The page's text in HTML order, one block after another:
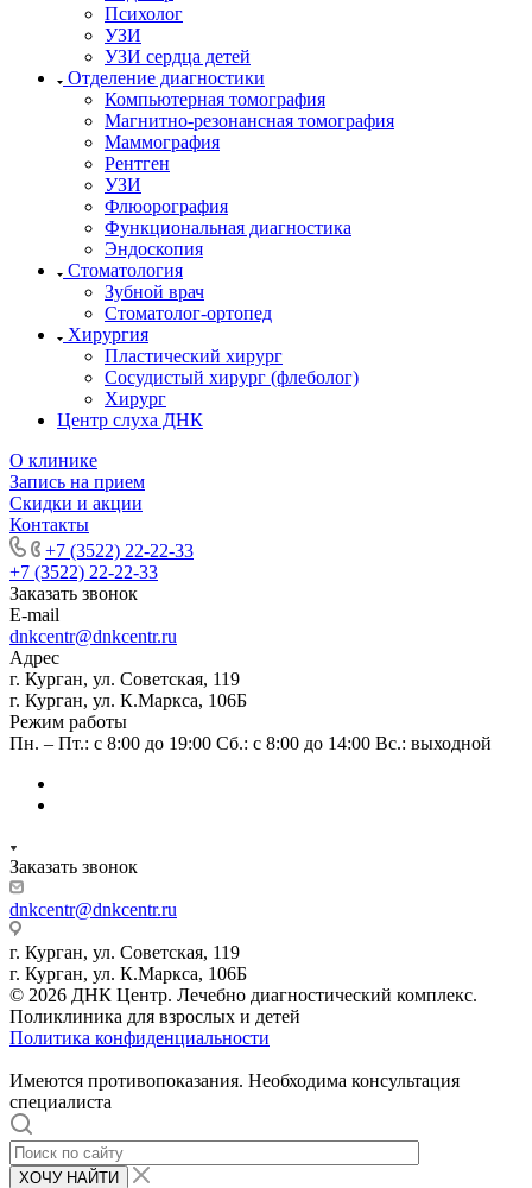
Психолог
УЗИ
УЗИ сердца детей
Отделение диагностики
Компьютерная томография
Магнитно-резонансная томография
Маммография
Рентген
УЗИ
Флюорография
Функциональная диагностика
Эндоскопия
Стоматология
Зубной врач
Стоматолог-ортопед
Хирургия
Пластический хирург
Сосудистый хирург (флеболог)
Хирург
Центр слуха ДНК
О клинике
Запись на прием
Скидки и акции
Контакты
+7 (3522) 22-22-33
+7 (3522) 22-22-33
Заказать звонок
E-mail
dnkcentr@dnkcentr.ru
Адрес
г. Курган, ул. Советская, 119
г. Курган, ул. К.Маркса, 106Б
Режим работы
Пн. – Пт.: с 8:00 до 19:00 Сб.: с 8:00 до 14:00 Вс.: выходной
Заказать звонок
dnkcentr@dnkcentr.ru
г. Курган, ул. Советская, 119
г. Курган, ул. К.Маркса, 106Б
© 2026 ДНК Центр. Лечебно диагностический комплекс.
Поликлиника для взрослых и детей
Политика конфиденциальности
Имеются противопоказания. Необходима консультация
специалиста
ХОЧУ НАЙТИ